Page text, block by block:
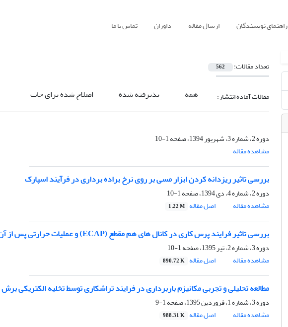
راهنمای نویسندگان ارسال مقاله داوران تماس با ما
تعداد مقالات: 562
مقالات آماده انتشار: همه پذیرفته شده اصلاح شده برای چاپ
دوره 2، شماره 3، شهریور 1394، صفحه
1-10
مشاهده مقاله
بررسی تاثیر ریزدانه کردن ابزار مسی بر روی نرخ براده برداری در فرآیند اسپارک
دوره 2، شماره 4، دی 1394، صفحه
1-10
مشاهده مقاله
اصل مقاله 1.22 M
بررسی تاثیر فرایند پرس کاری در کانال های هم مقطع (ECAP) و عملیات حرارتی پس از آن بر رفتار مکانیکی آلیاژ 7075
دوره 3، شماره 2، تیر 1395، صفحه
1-10
مشاهده مقاله
اصل مقاله 890.72 K
مطالعه تحلیلی و تجربی مکانیزم باربرداری در فرایند تراشکاری توسط تخلیه الکتریکی
دوره 3، شماره 1، فروردین 1395، صفحه
1-9
مشاهده مقاله
اصل مقاله 988.31 K